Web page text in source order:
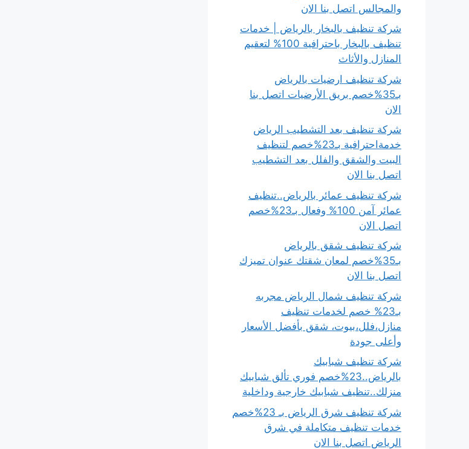
والمجالس اتصل بنا الان
شركة تنظيف بالبخار بالرياض | خدمات
تنظيف بالبخار باحترافية 100% لتعقيم
المنازل والأثاث
شركة تنظيف ارضيات بالرياض
بـ35%خصم بريق الأرضيات اتصل بنا
الان
شركة تنظيف بعد التشطيب الرياض
خدمةاحترافية بـ23%خصم لتنظيف
البيت والشقق والفلل بعد التشطيب
اتصل بنا الان
شركة تنظيف عمائر بالرياض..تنظيف
عمائر آمن 100% وفعال بـ23%خصم
اتصل الان
شركة تنظيف شقق بالرياض
بـ35%خصم لمعان شقتك عنوان تميزك
اتصل بنا الان
شركة تنظيف شمال الرياض مجربه
بـ23% خصم لخدمات تنظيف
منازل،فلل،بيوت، شقق بأفضل الأسعار
وأعلى جودة
شركة تنظيف شبابيك
بالرياض..23%خصم فوري تألق شبابيك
منزلك..تنظيف شبابيك خارجية وداخلية
شركة تنظيف شرق الرياض بـ 23%خصم
خدمات تنظيف متكاملة في شرق
الرياض اتصل بنا الان